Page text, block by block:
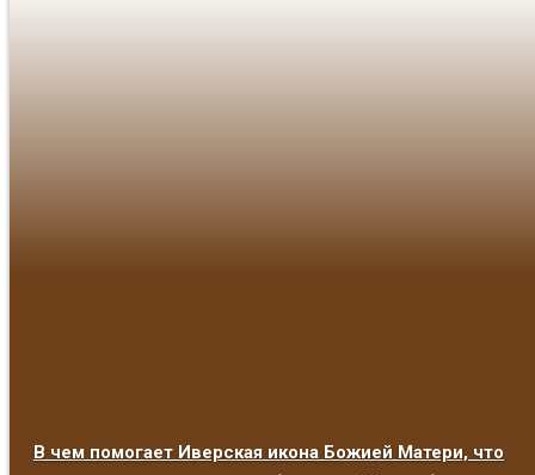
В чем помогает Иверская икона Божией Матери, что